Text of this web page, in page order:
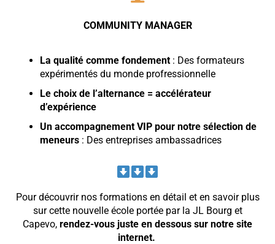
COMMUNITY MANAGER
La qualité comme fondement : Des formateurs
expérimentés du monde profressionnelle
Le choix de l’alternance = accélérateur
d’expérience
Un accompagnement VIP pour notre sélection de
meneurs : Des entreprises ambassadrices
Pour découvrir nos formations en détail et en savoir plus
sur cette nouvelle école portée par la JL Bourg et
Capevo, rendez-vous juste en dessous sur notre site
internet.